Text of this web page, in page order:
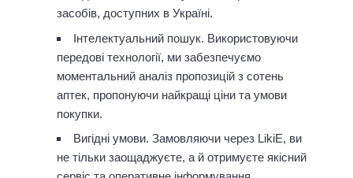
засобів, доступних в Україні.
Інтелектуальний пошук. Використовуючи
передові технології, ми забезпечуємо
моментальний аналіз пропозицій з сотень
аптек, пропонуючи найкращі ціни та умови
покупки.
Вигідні умови. Замовляючи через LikiE, ви
не тільки заощаджуєте, а й отримуєте якісний